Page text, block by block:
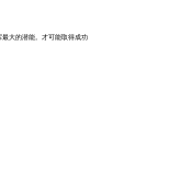
大的潜能。才可能取得成功